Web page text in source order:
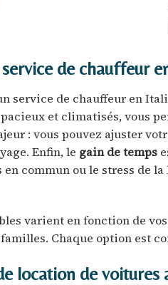
de chauffeur
service de chauffeur en
et climatisés, vous
: vous pouvez ajuster
Enfin, le gain de temps
commun ou le stress de
varient en fonction de
Chaque option est
location de voitures